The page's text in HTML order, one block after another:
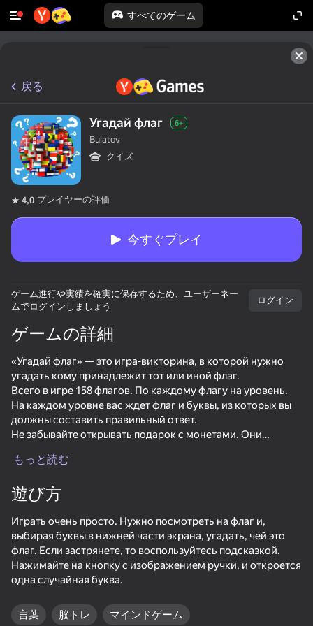
すべてのゲーム
愛されています. 「ノンゲーマー」でさえ
2048 マージブロック
Fast and Thick
Red Ball Escape
戻る
Угадай флаг 6+
Bulatov
クイズ
4,0 プレイヤーの評価
今すぐプレイ
ゲーム進行や実績を確実に保存するため、ユーザーネー
ムでログインしましょう
ログイン
ゲームの詳細
«Угадай флаг» — это игра-викторина, в которой нужно
угадать кому принадлежит тот или иной флаг.
Всего в игре 158 флагов. По каждому флагу на уровень.
На каждом уровне вас ждет флаг и буквы, из которых вы
должны составить правильный ответ.
Не забывайте открывать подарок с монетами. Они
Если вы застряли, то воспользуйтесь подсказкой.
буква.
🏁158 флагов для угадывания
🏁Очень просто играть для любого возраста
🏁Полностью на русском языке
🏁Застряли? Воспользуйтесь подсказкой!
もっと読む
遊び方
Играть очень просто. Нужно посмотреть на флаг и,
выбирая буквы в нижней части экрана, угадать, чей это
флаг. Если застрянете, то воспользуйтесь подсказкой.
Нажимайте на кнопку с изображением ручки, и откроется
одна случайная буква.
言葉 脳トレ マインドゲーム